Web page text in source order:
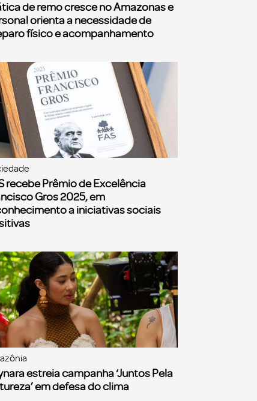
de remo cresce no Amazonas e
orienta a necessidade de
físico e acompanhamento
recebe Prêmio de Excelência
Gros 2025, em
a iniciativas sociais
estreia campanha ‘Juntos Pela
em defesa do clima